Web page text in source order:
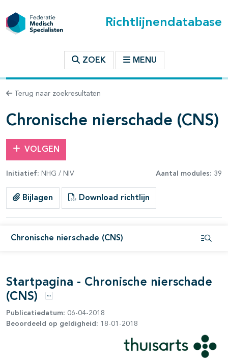
Richtlijnendatabase
ZOEK MENU
Terug naar zoekresultaten
Chronische nierschade (CNS)
VOLGEN
Initiatief: NHG / NIV Aantal modules: 39
Bijlagen Download richtlijn
Chronische nierschade (CNS)
binnen deze richtlijn
open- en dichtklappen
open- en dichtklappen
open- en dichtklappen
open- en dichtklappen
Startpagina - Chronische nierschade
(CNS)
Opties
Publicatiedatum: 06-04-2018
Beoordeeld op geldigheid: 18-01-2018